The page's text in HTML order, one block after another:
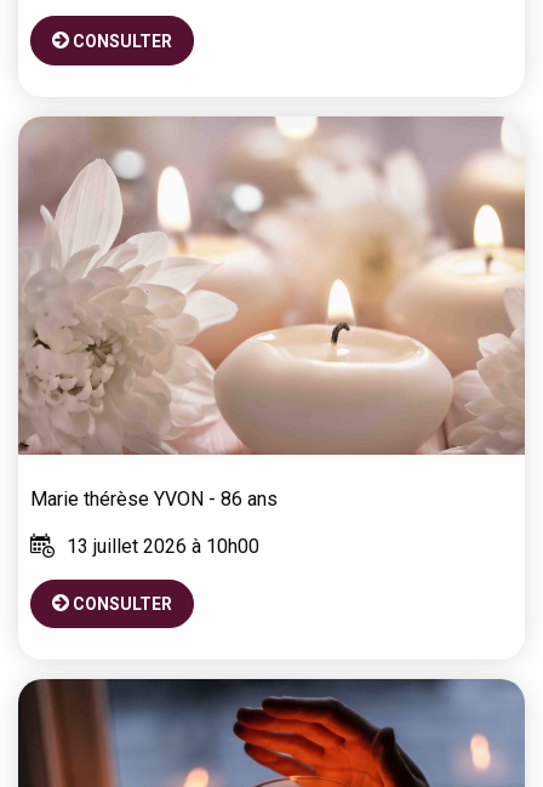
CONSULTER
Marie thérèse YVON - 86 ans
13 juillet 2026 à 10h00
CONSULTER